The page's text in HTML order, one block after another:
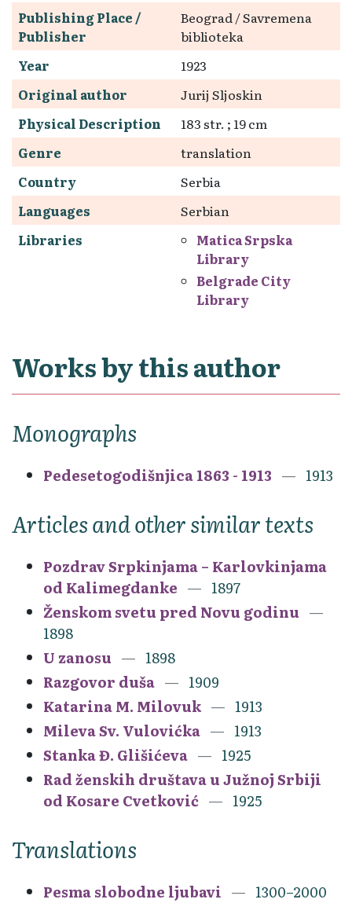
Publishing Place /
Publisher
Beograd / Savremena
biblioteka
Year
1923
Original author
Jurij Sljoskin
Physical Description
183 str. ; 19 cm
Genre
translation
Country
Serbia
Languages
Serbian
Libraries
Matica Srpska
Library
Belgrade City
Library
Works by this author
Monographs
Pedesetogodišnjica 1863 - 1913 1913
Articles and other similar texts
Pozdrav Srpkinjama – Karlovkinjama
od Kalimegdanke
1897
Ženskom svetu pred Novu godinu
1898
U zanosu
1898
Razgovor duša
1909
Katarina M. Milovuk
1913
Mileva Sv. Vulovićka
1913
Stanka Đ. Glišićeva
1925
Rad ženskih društava u Južnoj Srbiji
od Kosare Cvetković
1925
Translations
Pesma slobodne ljubavi
1300–2000